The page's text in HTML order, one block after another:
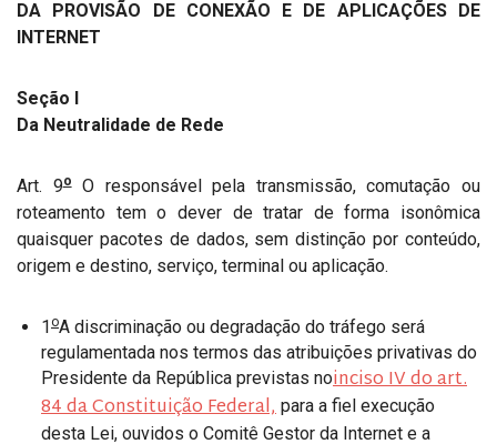
DA PROVISÃO DE CONEXÃO E DE APLICAÇÕES DE
INTERNET
Seção I
Da Neutralidade de Rede
Art. 9oO responsável pela transmissão, comutação ou
roteamento tem o dever de tratar de forma isonômica
quaisquer pacotes de dados, sem distinção por conteúdo,
origem e destino, serviço, terminal ou aplicação.
1 oA discriminação ou degradação do tráfego será
regulamentada nos termos das atribuições privativas do
Presidente da República previstas noinciso IV do art.
84 da Constituição Federal, para a fiel execução
desta Lei, ouvidos o Comitê Gestor da Internet e a